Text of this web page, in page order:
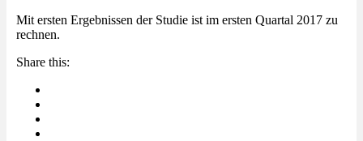
Mit ersten Ergebnissen der Studie ist im ersten Quartal 2017 zu
rechnen.
Share this: